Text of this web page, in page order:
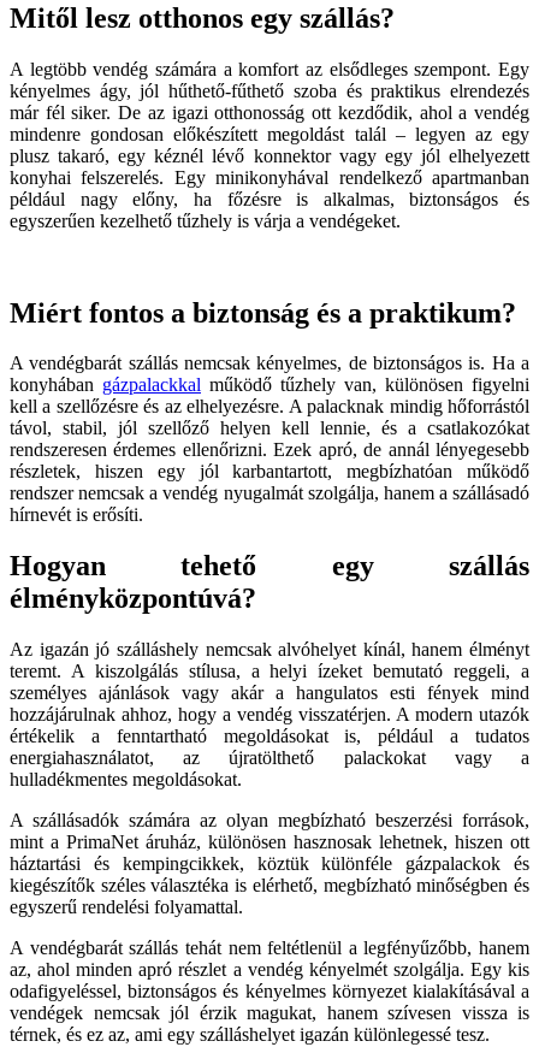
Mitől lesz otthonos egy szállás?
A legtöbb vendég számára a komfort az elsődleges szempont. Egy
kényelmes ágy, jól hűthető-fűthető szoba és praktikus elrendezés
már fél siker. De az igazi otthonosság ott kezdődik, ahol a vendég
mindenre gondosan előkészített megoldást talál – legyen az egy
plusz takaró, egy kéznél lévő konnektor vagy egy jól elhelyezett
konyhai felszerelés. Egy minikonyhával rendelkező apartmanban
például nagy előny, ha főzésre is alkalmas, biztonságos és
egyszerűen kezelhető tűzhely is várja a vendégeket.
Miért fontos a biztonság és a praktikum?
A vendégbarát szállás nemcsak kényelmes, de biztonságos is. Ha a
konyhában gázpalackkal működő tűzhely van, különösen figyelni
kell a szellőzésre és az elhelyezésre. A palacknak mindig hőforrástól
távol, stabil, jól szellőző helyen kell lennie, és a csatlakozókat
rendszeresen érdemes ellenőrizni. Ezek apró, de annál lényegesebb
részletek, hiszen egy jól karbantartott, megbízhatóan működő
rendszer nemcsak a vendég nyugalmát szolgálja, hanem a szállásadó
hírnevét is erősíti.
Hogyan tehető egy szállás
élményközpontúvá?
Az igazán jó szálláshely nemcsak alvóhelyet kínál, hanem élményt
teremt. A kiszolgálás stílusa, a helyi ízeket bemutató reggeli, a
személyes ajánlások vagy akár a hangulatos esti fények mind
hozzájárulnak ahhoz, hogy a vendég visszatérjen. A modern utazók
értékelik a fenntartható megoldásokat is, például a tudatos
energiahasználatot, az újratölthető palackokat vagy a
hulladékmentes megoldásokat.
A szállásadók számára az olyan megbízható beszerzési források,
mint a PrimaNet áruház, különösen hasznosak lehetnek, hiszen ott
háztartási és kempingcikkek, köztük különféle gázpalackok és
kiegészítők széles választéka is elérhető, megbízható minőségben és
egyszerű rendelési folyamattal.
A vendégbarát szállás tehát nem feltétlenül a legfényűzőbb, hanem
az, ahol minden apró részlet a vendég kényelmét szolgálja. Egy kis
odafigyeléssel, biztonságos és kényelmes környezet kialakításával a
vendégek nemcsak jól érzik magukat, hanem szívesen vissza is
térnek, és ez az, ami egy szálláshelyet igazán különlegessé tesz.